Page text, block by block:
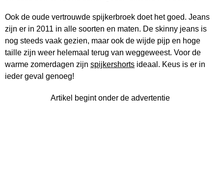
Ook de oude vertrouwde spijkerbroek doet het goed. Jeans
zijn er in 2011 in alle soorten en maten. De skinny jeans is
nog steeds vaak gezien, maar ook de wijde pijp en hoge
taille zijn weer helemaal terug van weggeweest. Voor de
warme zomerdagen zijn spijkershorts ideaal. Keus is er in
ieder geval genoeg!
Artikel begint onder de advertentie